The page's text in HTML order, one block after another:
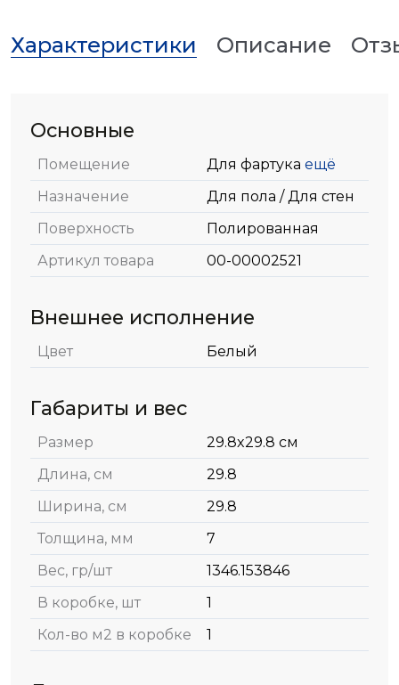
Характеристики Описание
Основные
Помещение Для фартука ещё
Назначение
Для пола / Для стен
Поверхность
Полированная
Артикул товара
00-00002521
Внешнее исполнение
Цвет Белый
Габариты и вес
Размер
29.8x29.8 см
Длина, см
29.8
Ширина, см
29.8
Толщина, мм
7
Вес, гр/шт
1346.153846
В коробке, шт
1
Кол-во м2 в коробке
1